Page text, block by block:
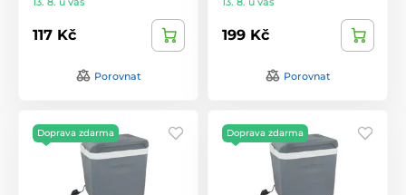
117 Kč
Porovnat
199 Kč
Porovnat
Doprava zdarma Doprava zdarma